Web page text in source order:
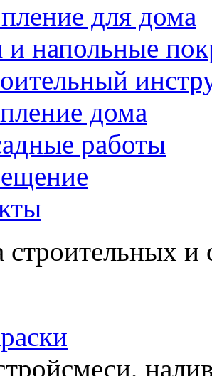
для дома
и напольные
дома
работы
и